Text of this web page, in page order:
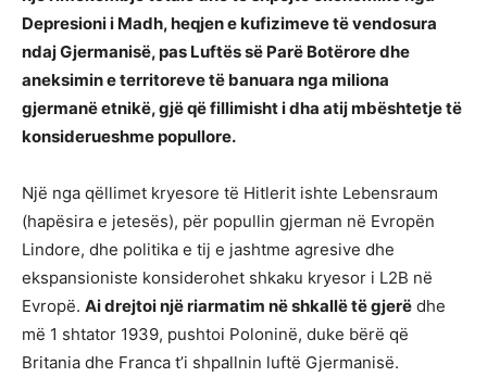
Depresioni i Madh, heqjen e kufizimeve të vendosura
ndaj Gjermanisë, pas Luftës së Parë Botërore dhe
aneksimin e territoreve të banuara nga miliona
gjermanë etnikë, gjë që fillimisht i dha atij mbështetje të
konsiderueshme popullore.
Një nga qëllimet kryesore të Hitlerit ishte Lebensraum
(hapësira e jetesës), për popullin gjerman në Evropën
Lindore, dhe politika e tij e jashtme agresive dhe
ekspansioniste konsiderohet shkaku kryesor i L2B në
Evropë. Ai drejtoi një riarmatim në shkallë të gjerë dhe
më 1 shtator 1939, pushtoi Poloninë, duke bërë që
Britania dhe Franca t’i shpallnin luftë Gjermanisë.